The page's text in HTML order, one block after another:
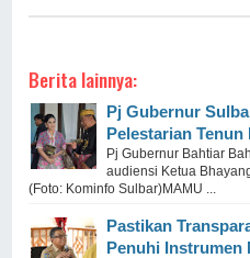
Berita lainnya:
Pj Gubernur
Pelestarian Tenun
Pj Gubernur Bahtiar
audiensi Ketua
(Foto: Kominfo Sulbar)MAMU ...
Pastikan
Penuhi Instrumen